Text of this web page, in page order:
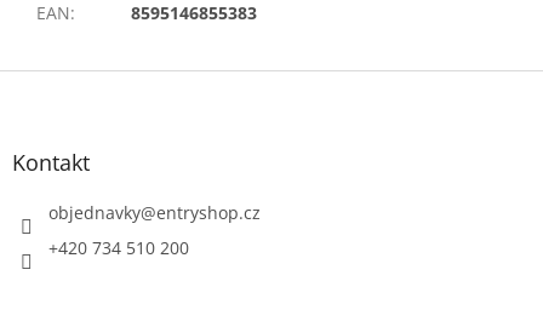
EAN: 8595146855383
Z
Kontakt
objednavky@entryshop.cz
+420 734 510 200